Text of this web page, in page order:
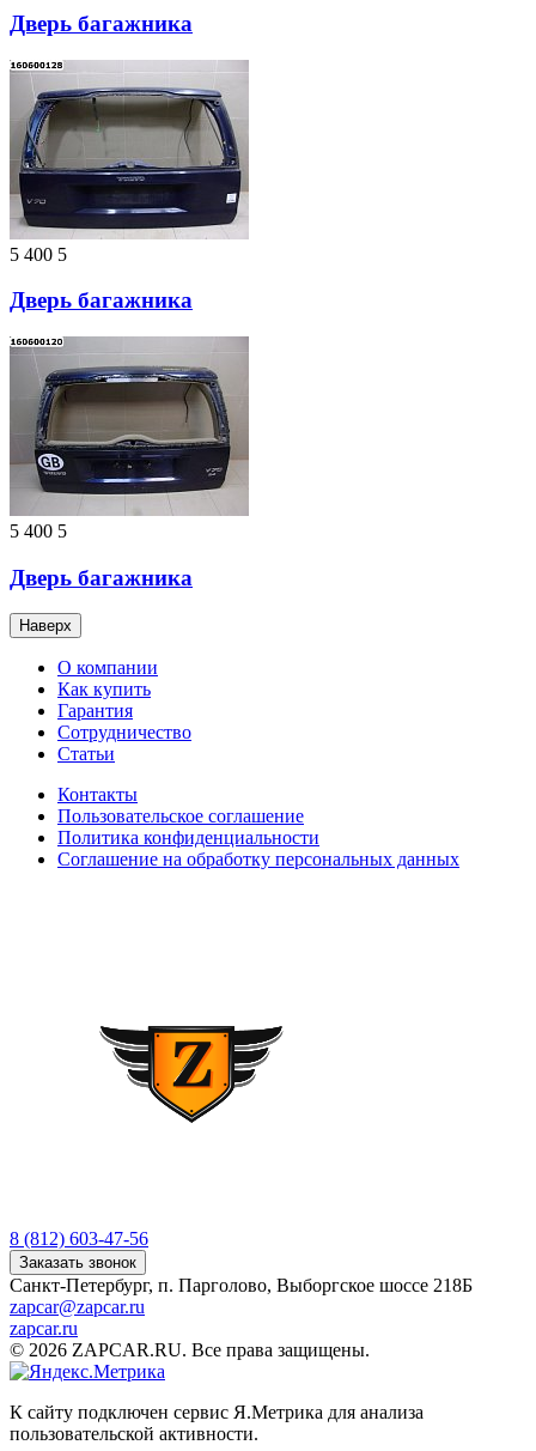
Дверь багажника
5 400 5
Дверь багажника
5 400 5
Дверь багажника
Наверх
О компании
Как купить
Гарантия
Сотрудничество
Статьи
Контакты
Пользовательское соглашение
Политика конфиденциальности
Соглашение на обработку персональных данных
8 (812) 603-47-56
Заказать звонок
Санкт-Петербург, п. Парголово, Выборгское шоссе 218Б
zapcar@zapcar.ru
zapcar.ru
© 2026 ZAPCAR.RU. Все права защищены.
К сайту подключен сервис Я.Метрика для анализа
пользовательской активности.